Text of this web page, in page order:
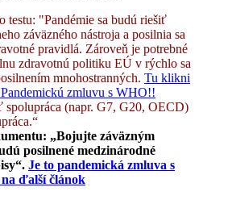
testu: "Pandémie sa budú riešiť
záväzného nástroja a posilnia sa
pravidlá. Zároveň je potrebné
zdravotnú politiku EÚ v rýchlo sa
mnohostranných. Tu klikni
zmluvu s WHO!!
spolupráca (napr. G7, G20, OECD)
„Bojujte záväzným
posilnené medzinárodné
Je to pandemická zmluva s
ďalší článok